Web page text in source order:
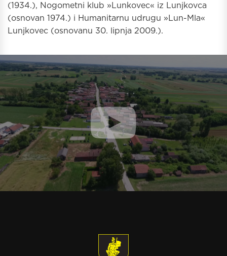
(1934.), Nogometni klub »Lunkovec« iz Lunjkovca
(osnovan 1974.) i Humanitarnu udrugu »Lun-Mla«
Lunjkovec (osnovanu 30. lipnja 2009.).